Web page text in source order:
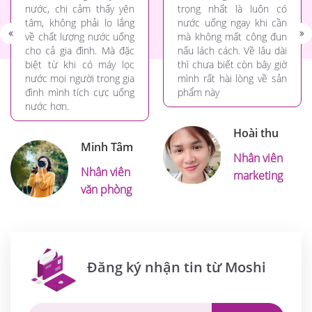
nước, chị cảm thấy yên
tâm, không phải lo lắng
về chất lượng nước uống
cho cả gia đình. Mà đặc
biệt từ khi có máy lọc
nước mọi người trong gia
đình mình tích cực uống
nước hơn.
Minh Tâm
Nhân viên
văn phòng
trọng nhất là luôn có
nước uống ngay khi cần
mà không mất công đun
nấu lách cách. Về lâu dài
thì chưa biết còn bây giờ
mình rất hài lòng về sản
phẩm này
Hoài thu
Nhân viên
marketing
Đăng ký nhận tin từ Moshi